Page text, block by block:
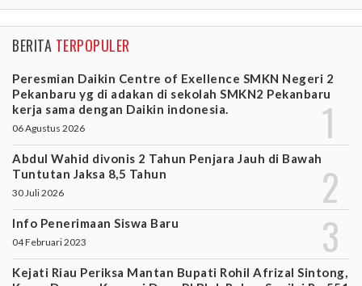
BERITA TERPOPULER
Peresmian Daikin Centre of Exellence SMKN Negeri 2
Pekanbaru yg di adakan di sekolah SMKN2 Pekanbaru
kerja sama dengan Daikin indonesia.
06 Agustus 2026
Abdul Wahid divonis 2 Tahun Penjara Jauh di Bawah
Tuntutan Jaksa 8,5 Tahun
30 Juli 2026
Info Penerimaan Siswa Baru
04 Februari 2023
Kejati Riau Periksa Mantan Bupati Rohil Afrizal Sintong,